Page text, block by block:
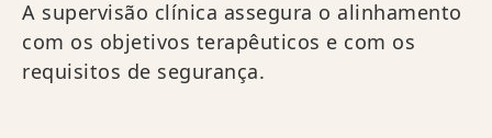
A supervisão clínica assegura o alinhamento
com os objetivos terapêuticos e com os
requisitos de segurança.